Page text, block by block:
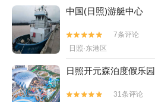
中国(日照)游艇中心


7条评论
日照·东港区
日照开元森泊度假乐园

 31条评论